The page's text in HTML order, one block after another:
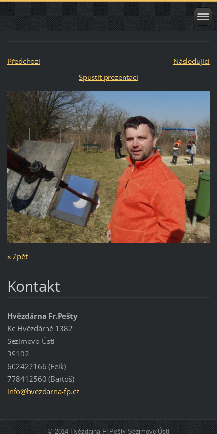
Předchozí
Následující
Spustit prezentaci
« Zpět
Kontakt
Hvězdárna Fr.Pešty
Ke Hvězdárně 1382
Sezimovo Ústí
39102
602422166 (Feik)
778412560 (Bartoš)
info@hvezdarna-fp.cz
© 2014 Hvězdárna Fr.Pešty Sezimovo Ústí